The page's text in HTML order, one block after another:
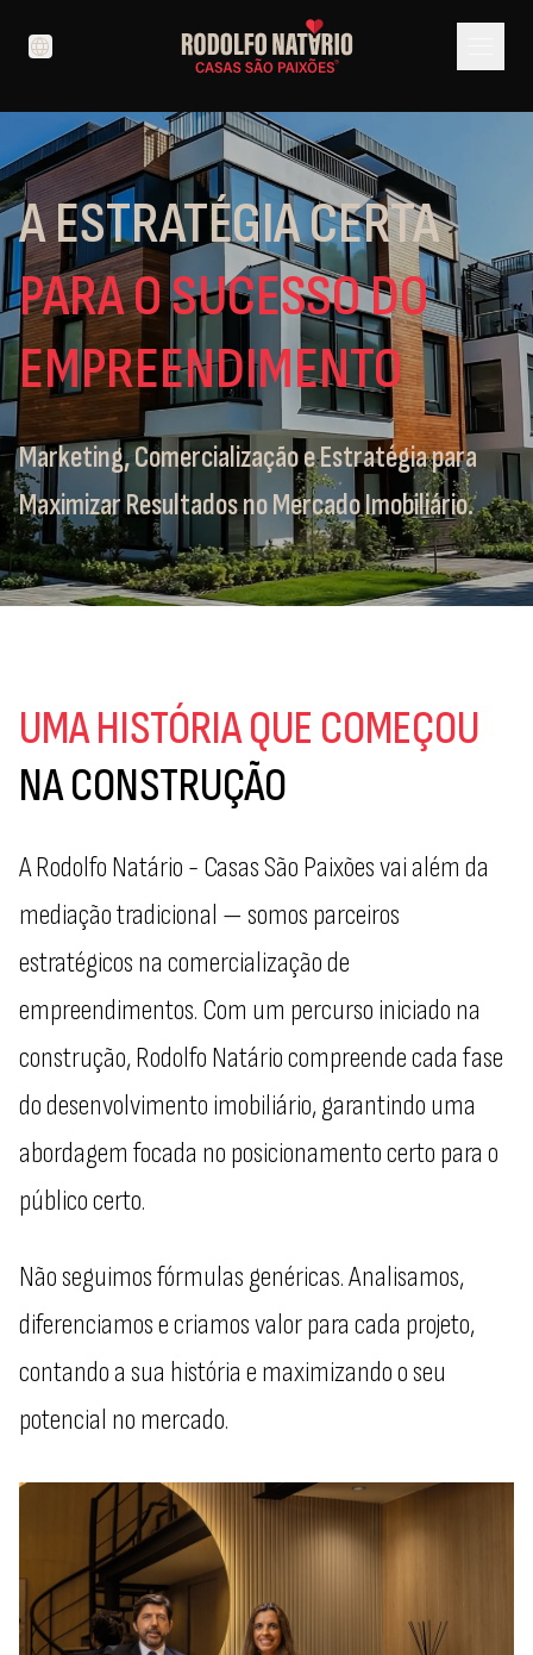
language
A ESTRATÉGIA CERTA
PARA O SUCESSO DO
EMPREENDIMENTO
Marketing, Comercialização e Estratégia para
Maximizar Resultados no Mercado Imobiliário.
UMA HISTÓRIAQUE COMEÇOU
NA CONSTRUÇÃO
A Rodolfo Natário - Casas São Paixões vai além da
mediação tradicional — somos parceiros
estratégicos na comercialização de
empreendimentos. Com um percurso iniciado na
construção, Rodolfo Natário compreende cada fase
do desenvolvimento imobiliário, garantindo uma
abordagem focada no posicionamento certo para o
público certo.
Não seguimos fórmulas genéricas. Analisamos,
diferenciamos e criamos valor para cada projeto,
contando a sua história e maximizando o seu
potencial no mercado.